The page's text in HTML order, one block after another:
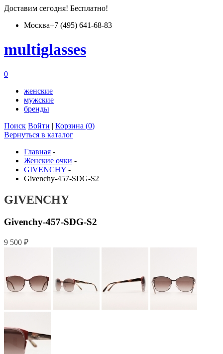
Доставим сегодня! Бесплатно!
Москва+7 (495) 641-68-83
multiglasses
0
женские
мужские
бренды
Поиск Войти | Корзина (0)
Вернуться в каталог
Главная -
Женские очки -
GIVENCHY -
Givenchy-457-SDG-S2
GIVENCHY
Givenchy-457-SDG-S2
9 500 ₽